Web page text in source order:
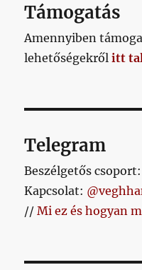
Támogatás
Amennyiben
lehetőségekrőlitt
Telegram
Beszélgetős csoport:
Kapcsolat:
//Mi ez és hogyan